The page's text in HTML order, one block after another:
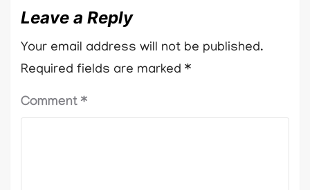
Leave a Reply
Your email address will not be published.
Required fields are marked *
Comment *